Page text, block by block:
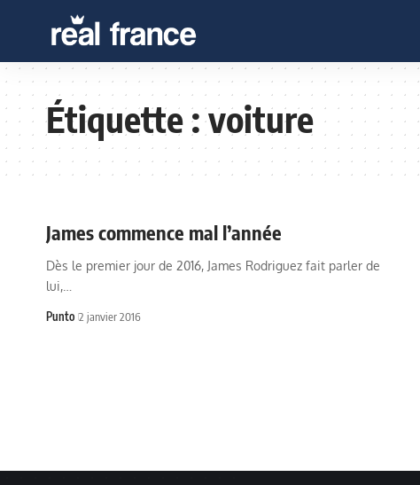
Étiquette :voiture
James commence mal l’année
Dès le premier jour de 2016, James Rodriguez fait parler de
lui,…
Punto 2 janvier 2016